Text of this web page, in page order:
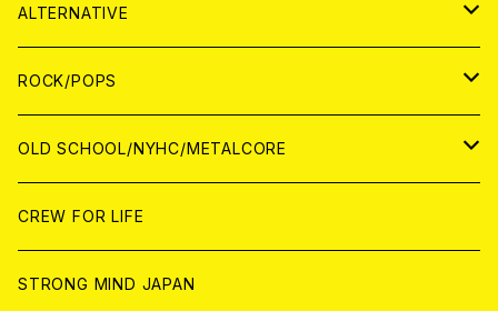
ANALOG
WORLD
JAPAN
WORLD
CD
ANALOG
WORLD
CD
ANALOG
JAPAN
CD
ANALOG
WOLRD
CD
ANALOG
ALTERNATIVE
JAPAN
CD
ANALOG
WORLD
CD
ANALOG
ROCK/POPS
JAPAN
CD
ANALOG
WORLD
CD
OLD SCHOOL/NYHC/METALCORE
JAPAN
CD
WORLD
CREW FOR LIFE
STRONG MIND JAPAN